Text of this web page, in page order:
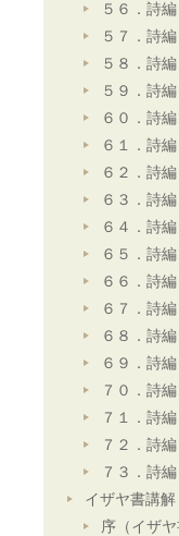
５６．詩
５７．詩
５８．詩
５９．詩
６０．詩
６１．詩
６２．詩
６３．詩
６４．詩
６５．詩
６６．詩
６７．詩
６８．詩
６９．詩
７０．詩
７１．詩
７２．詩
７３．詩
イザヤ書講解
序（イザ